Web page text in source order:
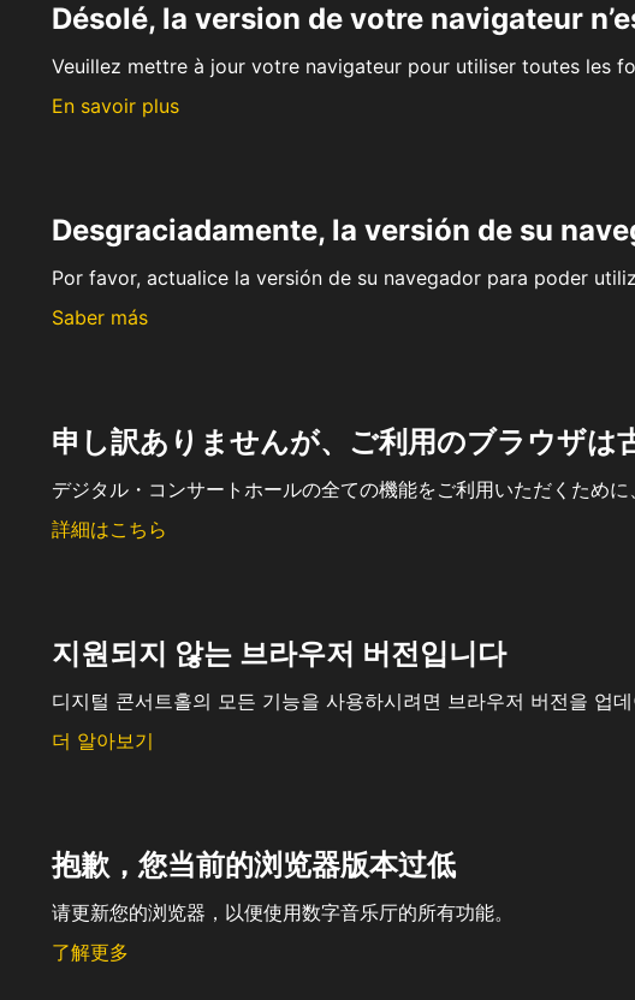
Désolé, la version de votre navigateur
Veuillez mettre à jour votre navigateur pour utiliser toutes les
En savoir plus
Desgraciadamente, la versión de su
Por favor, actualice la versión de su navegador para poder
Saber más
申し訳ありませんが、ご利用のブラウザは
デジタル・コンサートホールの全ての機能をご利用いただくために
詳細はこちら
지원되지 않는 브라우저 버전입니다
디지털 콘서트홀의 모든 기능을 사용하시려면 브라우저 버전을 업
더 알아보기
抱歉，您当前的浏览器版本过低
请更新您的浏览器，以便使用数字音乐厅的所有功能。
了解更多